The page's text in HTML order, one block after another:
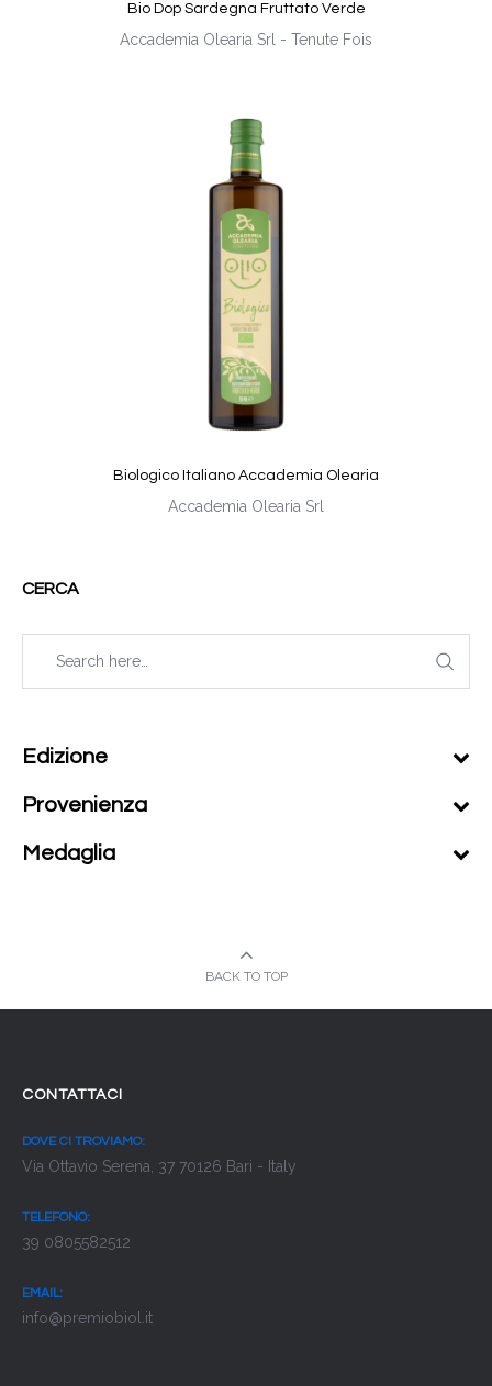
Bio Dop Sardegna Fruttato Verde
Accademia Olearia Srl - Tenute Fois
Biologico Italiano Accademia Olearia
Accademia Olearia Srl
CERCA
Edizione
Provenienza
Medaglia
BACK TO TOP
CONTATTACI
DOVE CI TROVIAMO:
Via Ottavio Serena, 37 70126 Bari - Italy
TELEFONO:
39 0805582512
EMAIL:
info@premiobiol.it